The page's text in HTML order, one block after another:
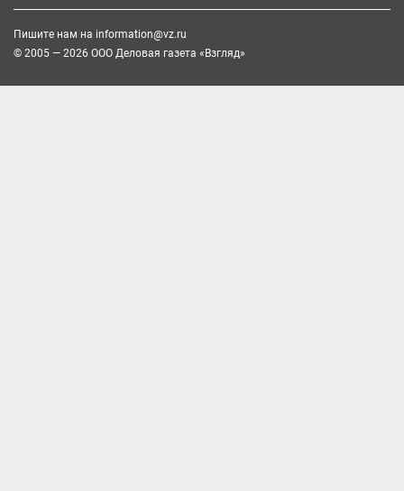
Пишите нам на information@vz.ru
© 2005 — 2026 ООО Деловая газета «Взгляд»